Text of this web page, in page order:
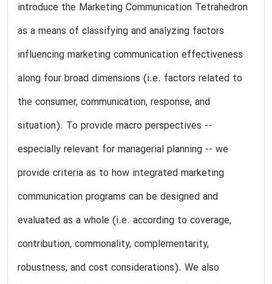
introduce the Marketing Communication Tetrahedron
as a means of classifying and analyzing factors
influencing marketing communication effectiveness
along four broad dimensions (i.e. factors related to
the consumer, communication, response, and
situation). To provide macro perspectives --
especially relevant for managerial planning -- we
provide criteria as to how integrated marketing
communication programs can be designed and
evaluated as a whole (i.e. according to coverage,
contribution, commonality, complementarity,
robustness, and cost considerations). We also